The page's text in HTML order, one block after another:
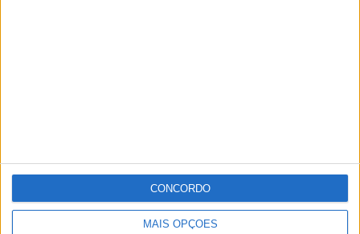
MAIS OPÇÕES
CONCORDO